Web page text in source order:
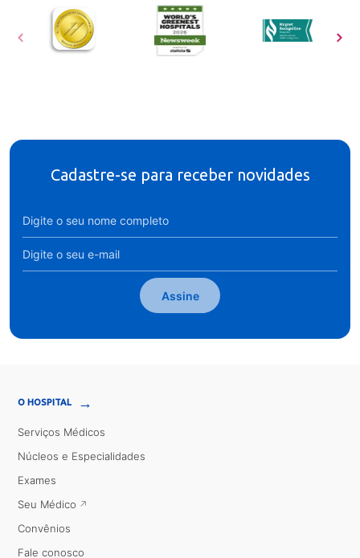
Cadastre-se para receber novidades
Assine
O HOSPITAL →
Serviços Médicos
Núcleos e Especialidades
Exames
Seu Médico
Convênios
Fale conosco